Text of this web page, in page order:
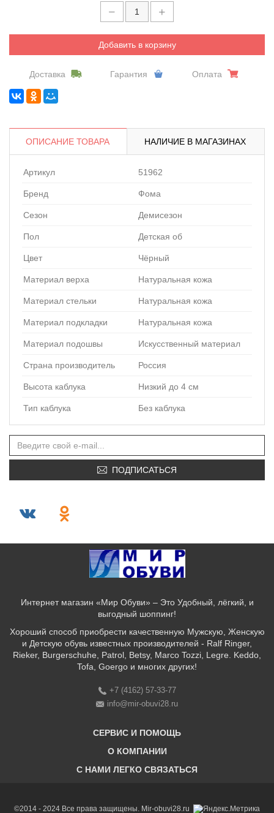
Добавить в корзину
Доставка Гарантия Оплата
ОПИСАНИЕ ТОВАРА НАЛИЧИЕ В МАГАЗИНАХ
Артикул 51962
Бренд Фома
Сезон Демисезон
Пол Детская об
Цвет Чёрный
Материал верха Натуральная кожа
Материал стельки Натуральная кожа
Материал подкладки Натуральная кожа
Материал подошвы Искусственный материал
Страна производитель Россия
Высота каблука Низкий до 4 см
Тип каблука Без каблука
ПОДПИСАТЬСЯ
Интернет магазин «Мир Обуви» – Это Удобный, лёгкий, и
выгодный шоппинг!
Хороший способ приобрести качественную Мужскую, Женскую
и Детскую обувь известных производителей - Ralf Ringer,
Rieker, Burgerschuhe, Patrol, Betsy, Marco Tozzi, Legre. Keddo,
Tofa, Goergo и многих других!
+7 (4162) 57-33-77
info@mir-obuvi28.ru
СЕРВИС И ПОМОЩЬ
Бонусная программа
О КОМПАНИИ
C НАМИ ЛЕГКО СВЯЗАТЬСЯ
©2014 - 2024 Все права защищены. Mir-obuvi28.ru